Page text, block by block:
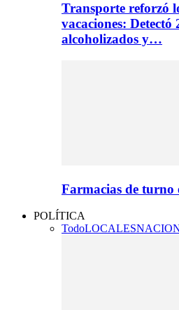
Transporte reforzó
vacaciones: Detectó
alcoholizados y…
Farmacias de turno
POLÍTICA
TodoLOCALES